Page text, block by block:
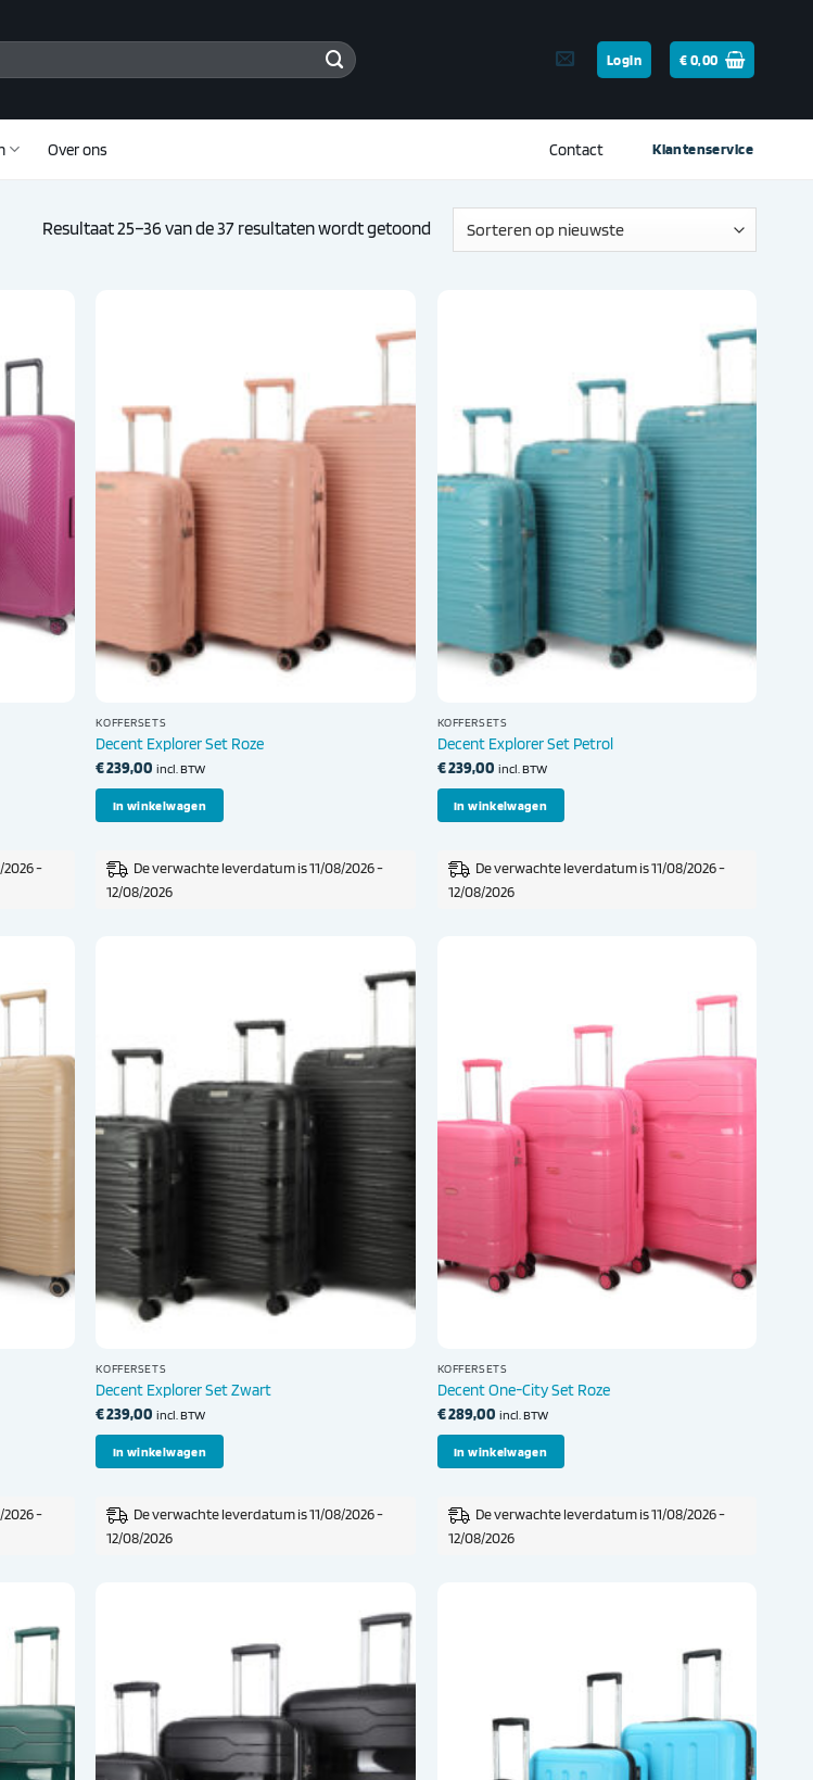
Login €0,00
Over ons Contact Klantenservice
Resultaat 25–36 van de 37 resultaten wordt getoond Gesorteerd
2026 -
KOFFERSETS
Decent Explorer Set Roze
€239,00 incl. BTW
In winkelwagen
De verwachte leverdatum is 11/08/2026 -
12/08/2026
KOFFERSETS
Decent Explorer Set Petrol
€239,00 incl. BTW
In winkelwagen
De verwachte leverdatum is 11/08/2026 -
12/08/2026
2026 -
KOFFERSETS
Decent Explorer Set Zwart
€239,00 incl. BTW
In winkelwagen
De verwachte leverdatum is 11/08/2026 -
12/08/2026
KOFFERSETS
Decent One-City Set Roze
€289,00 incl. BTW
In winkelwagen
De verwachte leverdatum is 11/08/2026 -
12/08/2026